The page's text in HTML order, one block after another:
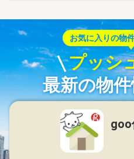
お気に入りの物
プッシ
最新の物
goo